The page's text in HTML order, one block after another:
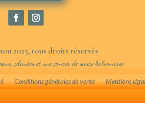
2025, tous droits réservés
Conditions générales de vente Mentions
plantes et une pincée de sauce bolognaise